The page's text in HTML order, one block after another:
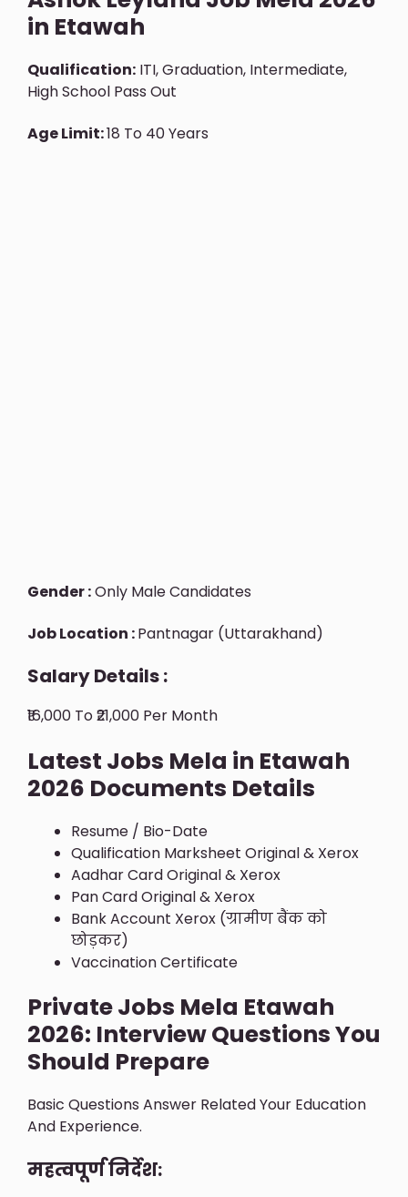
in Etawah
Qualification: ITI, Graduation, Intermediate,
High School Pass Out
Age Limit:18 To 40 Years
Gender :Only Male Candidates
Job Location :Pantnagar (Uttarakhand)
Salary Details :
₹16,000 To ₹21,000 Per Month
Latest Jobs Mela in Etawah
2026 Documents Details
Resume / Bio-Date
Qualification Marksheet Original & Xerox
Aadhar Card Original & Xerox
Pan Card Original & Xerox
Bank Account Xerox (ग्रामीण बैंक को
छोड़कर)
Vaccination Certificate
Private Jobs Mela Etawah
2026: Interview Questions You
Should Prepare
Basic Questions Answer Related Your Education
And Experience.
महत्वपूर्ण निर्देश: